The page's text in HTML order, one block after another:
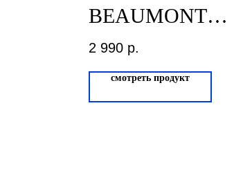
BEAUMONT
VERITAS Арагон
2 990 р.
смотреть продукт